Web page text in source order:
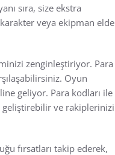
sıra, size ekstra
veya ekipman elde
zenginleştiriyor. Para
Oyun
geliyor. Para kodları ile
geliştirebilir ve rakiplerinizi
fırsatları takip ederek,